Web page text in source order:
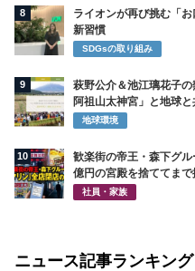
8
ライオンが再び挑む「
新習慣
SDGsの取り組み
9
萩野公介＆池江璃花子
阿祖山太神宮」と地球
地球環境
10
歓楽街の帝王・森下グ
億円の宮殿を捨ててま
社員・家族
ニュース記事ランキング